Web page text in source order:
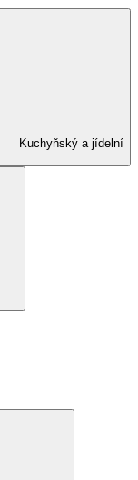
Kuchyňský a jídelní